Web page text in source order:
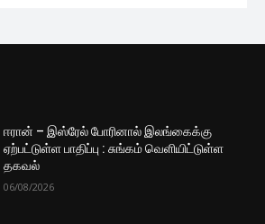
ஈரான் – இஸ்ரேல் போரினால் இலங்கைக்கு
ஏற்பட்டுள்ள பாதிப்பு : சுங்கம் வெளியிட்டுள்ள
தகவல்
06/08/2026